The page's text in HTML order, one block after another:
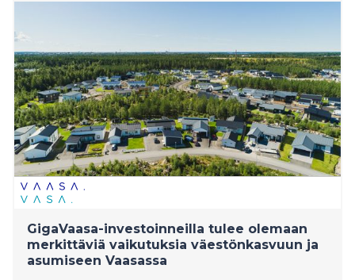
GigaVaasa-investoinneilla tulee olemaan
merkittäviä vaikutuksia väestönkasvuun ja
asumiseen Vaasassa